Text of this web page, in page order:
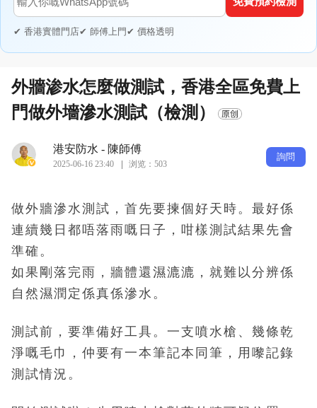
✔ 香港實體門店✔ 師傅上門 ✔ 價格透明
外牆渗水怎麼做測試，香港全區免費上
門做外墻滲水測試（檢測）
詢問
港安防水 - 陳師傅
2025-06-16 23:40 浏览：503
做外牆滲水測試，首先要揀個好天時。 最好係
連續幾日都唔落雨嘅日子，咁樣測試結果先會
準確。
如果剛落完雨，牆體還濕漉漉，就難以分辨係
自然濕潤定係真係滲水。
測試前，要準備好工具。 一支噴水槍、幾條乾
淨嘅毛巾，仲要有一本筆記本同筆，用嚟記錄
測試情況。